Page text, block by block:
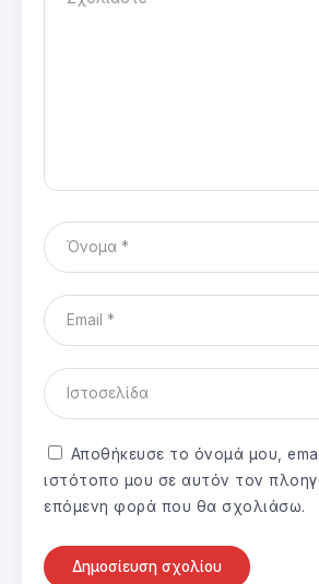
Αποθήκευσε το όνομά μου,
ιστότοπο μου σε αυτόν τον
επόμενη φορά που θα σχολιάσω.